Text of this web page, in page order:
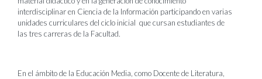
interdisciplinar en Ciencia de la Información participando en varias
unidades curriculares del ciclo inicial que cursan estudiantes de
las tres carreras de la Facultad.
En el ámbito de la Educación Media, como Docente de Literatura,